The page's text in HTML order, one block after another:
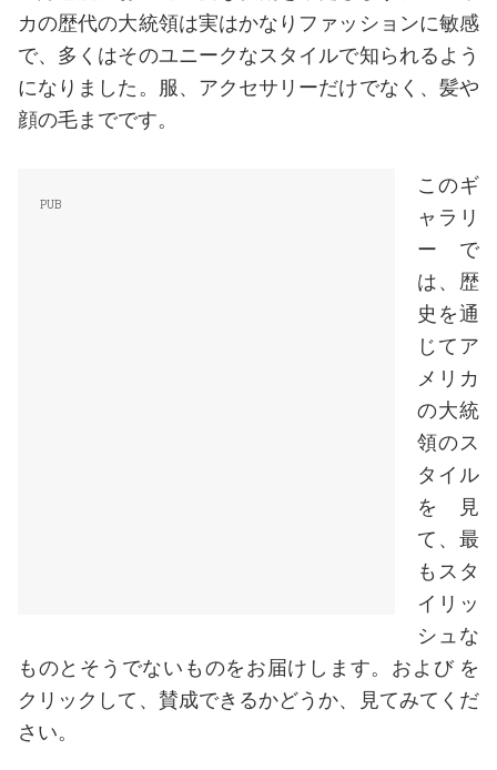
カの歴代の大統領は実はかなりファッションに敏感
で、多くはそのユニークなスタイルで知られるよう
になりました。服、アクセサリーだけでなく、髪や
顔の毛までです。
このギ
ャラリ
ーで
は、歴
史を通
じてア
メリカ
の大統
領のス
タイル
を見
て、最
もスタ
イリッ
シュな
ものとそうでないものをお届けします。および を
クリックして、賛成できるかどうか、見てみてくだ
さい。